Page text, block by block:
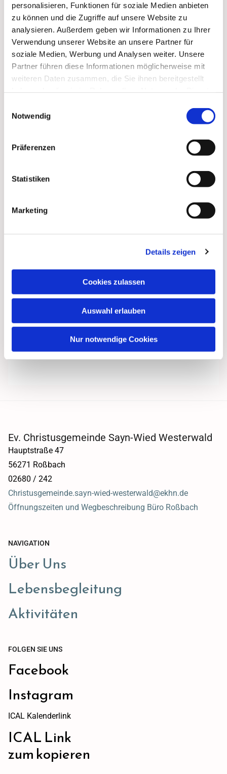
personalisieren, Funktionen für soziale Medien anbieten
zu können und die Zugriffe auf unsere Website zu
analysieren. Außerdem geben wir Informationen zu Ihrer
Verwendung unserer Website an unsere Partner für
soziale Medien, Werbung und Analysen weiter. Unsere
Partner führen diese Informationen möglicherweise mit
weiteren Daten zusammen, die Sie ihnen bereitgestellt
Notwendig
Präferenzen
Statistiken
Marketing
Details zeigen
Cookies zulassen
Auswahl erlauben
Nur notwendige Cookies
Dies könnte Sie auch
Ev. Christusgemeinde Sayn-Wied Westerwald
Hauptstraße 47
56271 Roßbach
02680 / 242
Christusgemeinde.sayn-wied-westerwald@ekhn.de
Öffnungszeiten und Wegbeschreibung Büro Roßbach
NAVIGATION
Über Uns
Lebensbegleitung
Aktivitäten
FOLGEN SIE UNS
Facebook
Instagram
ICAL Kalenderlink
ICAL Link
zum kopieren